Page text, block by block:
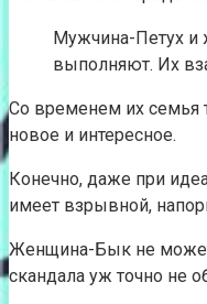
Мужчина-Петух и
выполняют. Их
Со временем их семья
новое и интересное.
Конечно, даже при
имеет взрывной,
Женщина-Бык не может
скандала уж точно не